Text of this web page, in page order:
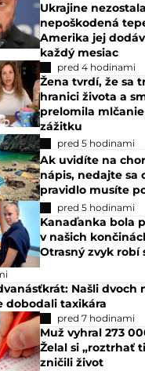
Ukrajine
nepoškodená
Amerika jej
každý mesiac
pred 4 hodinami
Žena tvrdí, že sa
hranici života a
prelomila
zážitku
pred 5 hodinami
Ak uvidíte na
nápis, nedajte sa
pravidlo musíte
pred 5 hodinami
Kanaďanka bola
v našich
Otrasný zvyk robí
Našli dvoch
dobodali taxikára
pred 7 hodinami
Muž vyhral 273
Želal si „roztrhať
zničili život